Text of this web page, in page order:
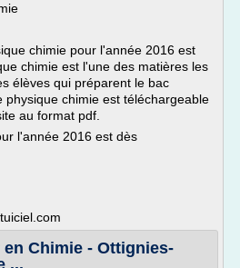
chimie pour l'année 2016 est
chimie est l'une des matières les
élèves qui préparent le bac
physique chimie est téléchargeable
au format pdf.
l'année 2016 est dès
Chimie - Ottignies-
...